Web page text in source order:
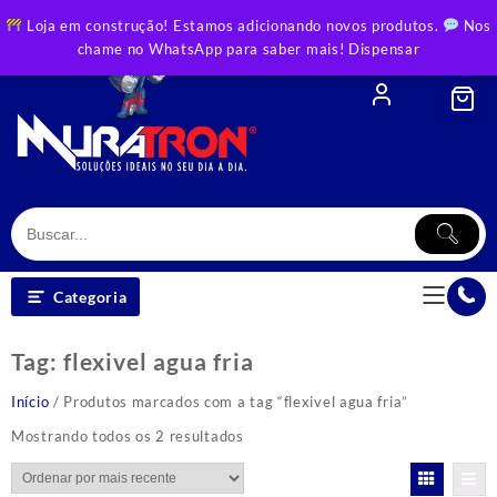
Loja em construção! Estamos adicionando novos produtos.
Nos
chame no WhatsApp para saber mais! Dispensar
to
Categoria
Tag: flexivel agua fria
Início / Produtos marcados com a tag “flexivel agua fria”
Mostrando todos os 2 resultados